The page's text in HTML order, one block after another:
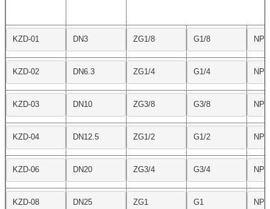
KZD-01 DN3 ZG1/8 G1/8
KZD-02 DN6.3 ZG1/4 G1/4
KZD-03 DN10 ZG3/8 G3/8
KZD-04 DN12.5 ZG1/2 G1/2
KZD-06 DN20 ZG3/4 G3/4
KZD-08 DN25 ZG1 G1